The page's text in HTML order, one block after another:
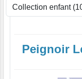
Peignoir